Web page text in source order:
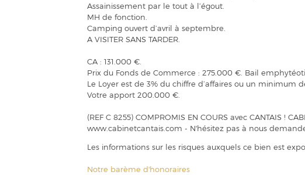
Assainissement par le tout à l’égout.
MH de fonction.
Camping ouvert d’avril à septembre.
A VISITER SANS TARDER.
CA : 131.000 €.
Prix du Fonds de Commerce : 275.000 €. Bail
Le Loyer est de 3% du chiffre d’affaires ou un minimum
Votre apport 200.000 €.
(REF C 8255) COMPROMIS EN COURS avec CANTAIS !
www.cabinetcantais.com - N'hésitez pas à nous
Les informations sur les risques auxquels ce bien est
Notre barème d'honoraires